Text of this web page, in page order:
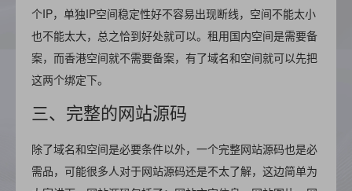
个IP，单独IP空间稳定性好不容易出现断线，空间不能太小
也不能太大，总之恰到好处就可以。租用国内空间是需要备
案，而香港空间就不需要备案，有了域名和空间就可以先把
这两个绑定下。
三、完整的网站源码
除了域名和空间是必要条件以外，一个完整网站源码也是必
需品，可能很多人对于网站源码还是不太了解，这边简单为